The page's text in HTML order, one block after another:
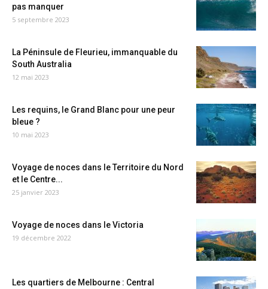
pas manquer
5 septembre 2023
La Péninsule de Fleurieu, immanquable du
South Australia
12 mai 2023
Les requins, le Grand Blanc pour une peur
bleue ?
10 mai 2023
Voyage de noces dans le Territoire du Nord
et le Centre...
25 janvier 2023
Voyage de noces dans le Victoria
19 décembre 2022
Les quartiers de Melbourne : Central